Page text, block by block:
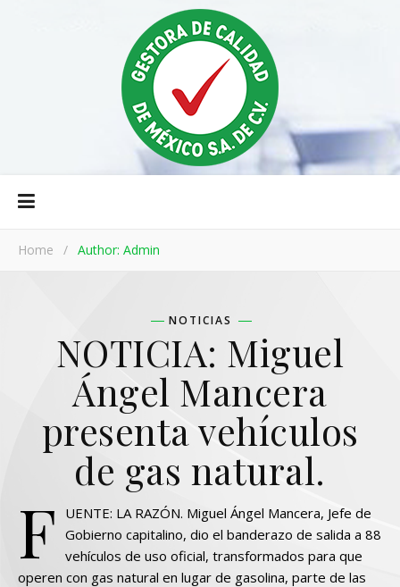
Home / Author: Admin
NOTICIAS
NOTICIA: Miguel
Ángel Mancera
presenta vehículos
de gas natural.
F
UENTE: LA RAZÓN. Miguel Ángel Mancera, Jefe de
Gobierno capitalino, dio el banderazo de salida a 88
vehículos de uso oficial, transformados para que
operen con gas natural en lugar de gasolina, parte de las